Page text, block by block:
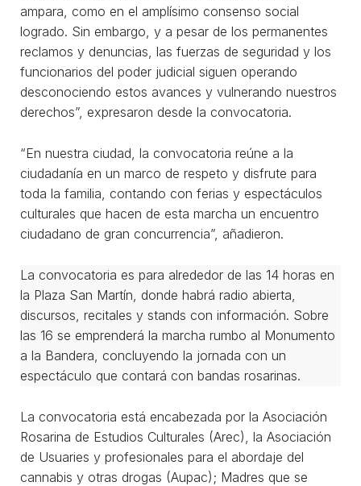
ampara, como en el amplísimo consenso social
logrado. Sin embargo, y a pesar de los permanentes
reclamos y denuncias, las fuerzas de seguridad y los
funcionarios del poder judicial siguen operando
desconociendo estos avances y vulnerando nuestros
derechos”, expresaron desde la convocatoria.
“En nuestra ciudad, la convocatoria reúne a la
ciudadanía en un marco de respeto y disfrute para
toda la familia, contando con ferias y espectáculos
culturales que hacen de esta marcha un encuentro
ciudadano de gran concurrencia”, añadieron.
La convocatoria es para alrededor de las 14 horas en
la Plaza San Martín, donde habrá radio abierta,
discursos, recitales y stands con información. Sobre
las 16 se emprenderá la marcha rumbo al Monumento
a la Bandera, concluyendo la jornada con un
espectáculo que contará con bandas rosarinas.
La convocatoria está encabezada por la Asociación
Rosarina de Estudios Culturales (Arec), la Asociación
de Usuaries y profesionales para el abordaje del
cannabis y otras drogas (Aupac); Madres que se